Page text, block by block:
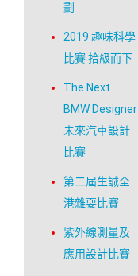
劃
2019 趣味科學
比賽 拾級而下
The Next
BMW Designer
未來汽車設計
比賽
第二屆生誠全
港雜耍比賽
紫外線測量及
應用設計比賽